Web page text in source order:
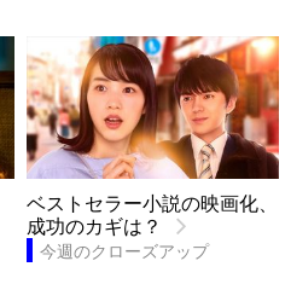
ベストセラー小説の映画化、
成功のカギは？
今週のクローズアップ